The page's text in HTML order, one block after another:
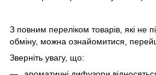
З повним переліком товарів, які не
обміну, можна ознайомитися,
Зверніть увагу, що: